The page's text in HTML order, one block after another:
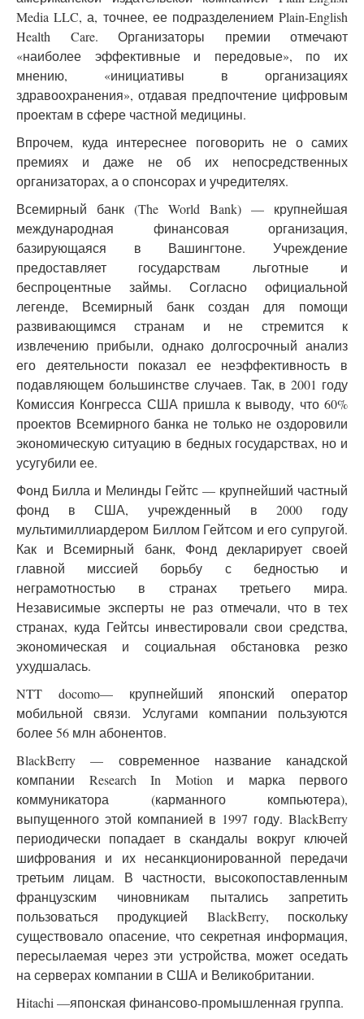
Media LLC, а, точнее, ее подразделением Plain-English
Health Care. Организаторы премии отмечают
«наиболее эффективные и передовые», по их
мнению, «инициативы в организациях
здравоохранения», отдавая предпочтение цифровым
проектам в сфере частной медицины.
Впрочем, куда интереснее поговорить не о самих
премиях и даже не об их непосредственных
организаторах, а о спонсорах и учредителях.
Всемирный банк (The World Bank) — крупнейшая
международная финансовая организация,
базирующаяся в Вашингтоне. Учреждение
предоставляет государствам льготные и
беспроцентные займы. Согласно официальной
легенде, Всемирный банк создан для помощи
развивающимся странам и не стремится к
извлечению прибыли, однако долгосрочный анализ
его деятельности показал ее неэффективность в
подавляющем большинстве случаев. Так, в 2001 году
Комиссия Конгресса США пришла к выводу, что 60%
проектов Всемирного банка не только не оздоровили
экономическую ситуацию в бедных государствах, но и
усугубили ее.
Фонд Билла и Мелинды Гейтс — крупнейший частный
фонд в США, учрежденный в 2000 году
мультимиллиардером Биллом Гейтсом и его супругой.
Как и Всемирный банк, Фонд декларирует своей
главной миссией борьбу с бедностью и
неграмотностью в странах третьего мира.
Независимые эксперты не раз отмечали, что в тех
странах, куда Гейтсы инвестировали свои средства,
экономическая и социальная обстановка резко
ухудшалась.
NTT docomo— крупнейший японский оператор
мобильной связи. Услугами компании пользуются
более 56 млн абонентов.
BlackBerry — современное название канадской
компании Research In Motion и марка первого
коммуникатора (карманного компьютера),
выпущенного этой компанией в 1997 году. BlackBerry
периодически попадает в скандалы вокруг ключей
шифрования и их несанкционированной передачи
третьим лицам. В частности, высокопоставленным
французским чиновникам пытались запретить
пользоваться продукцией BlackBerry, поскольку
существовало опасение, что секретная информация,
пересылаемая через эти устройства, может оседать
на серверах компании в США и Великобритании.
Hitachi —японская финансово-промышленная группа.